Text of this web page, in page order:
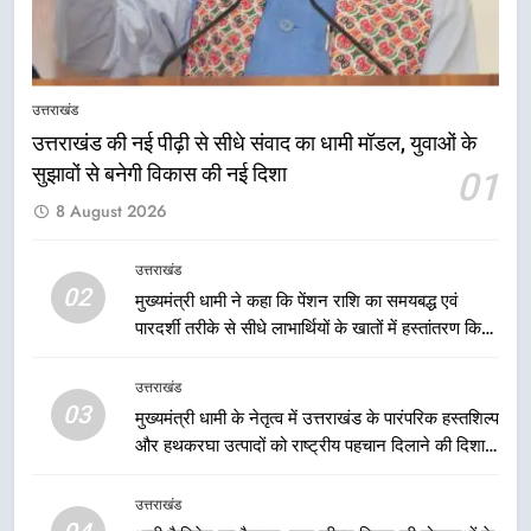
उत्तराखंड
उत्तराखंड की नई पीढ़ी से सीधे संवाद का धामी मॉडल, युवाओं के
सुझावों से बनेगी विकास की नई दिशा
01
8 August 2026
02
उत्तराखंड
मुख्यमंत्री धामी ने कहा कि पेंशन राशि का समयबद्ध एवं
पारदर्शी तरीके से सीधे लाभार्थियों के खातों में हस्तांतरण किया
लाभ मिल रहा है
03
उत्तराखंड
मुख्यमंत्री धामी के नेतृत्व में उत्तराखंड के पारंपरिक हस्तशिल्प
और हथकरघा उत्पादों को राष्ट्रीय पहचान दिलाने की दिशा में
उत्तराखंड
नियोजित विकास को मिलेगी रफ्तार
उत्तराखंड
8
स्टेशन पर अछनेरा-टनकपुर एक्सप्रेस का
ठहराव हुआ स्वीकृत
उत्तराखंड
धामी मॉडल, युवाओं के सुझावों से बनेगी
विकास की नई दिशा
उत्तराखंड
2
मुख्यमंत्री धामी ने कहा कि पेंशन राशि का
समयबद्ध एवं पारदर्शी तरीके से सीधे